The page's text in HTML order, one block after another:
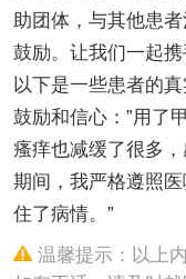
助团体，与其他患
鼓励。让我们一起携
以下是一些患者的
鼓励和信心：”用了
瘙痒也减缓了很多
期间，我严格遵照
住了病情。”
温馨提示：以上